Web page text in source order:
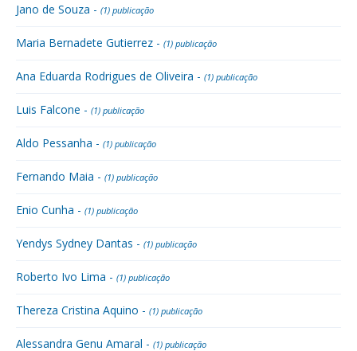
Jano de Souza - (1) publicação
Maria Bernadete Gutierrez - (1) publicação
Ana Eduarda Rodrigues de Oliveira - (1) publicação
Luis Falcone - (1) publicação
Aldo Pessanha - (1) publicação
Fernando Maia - (1) publicação
Enio Cunha - (1) publicação
Yendys Sydney Dantas - (1) publicação
Roberto Ivo Lima - (1) publicação
Thereza Cristina Aquino - (1) publicação
Alessandra Genu Amaral - (1) publicação